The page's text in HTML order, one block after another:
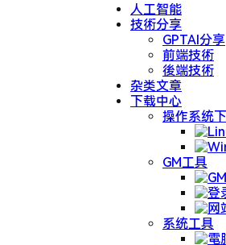
人工智能
技術分享
GPTAI分享
前端技術
後端技術
杂类文章
下载中心
操作系统
GM工具
系统工具